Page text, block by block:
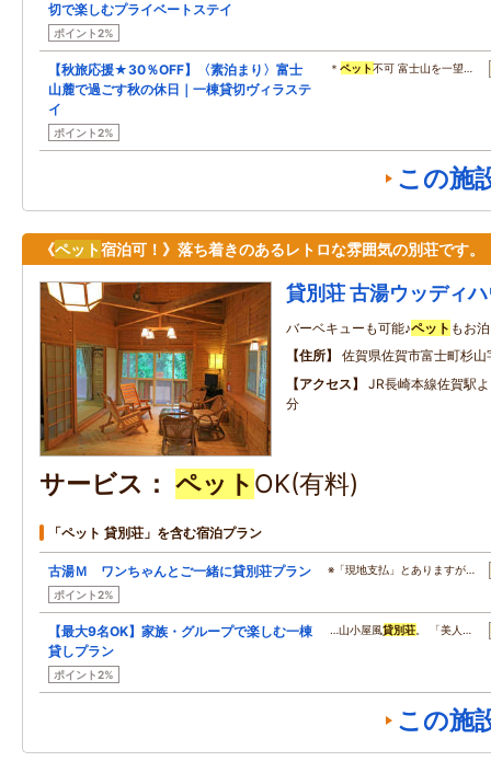
切で楽しむプライベートステイ
ポイント2%
【秋旅応援★30％OFF】〈素泊まり〉富士
山麓で過ごす秋の休日｜一棟貸切ヴィラステ
イ
ポイント2%
＊ペット不可 富士山を一望…
この施
《ペット宿泊可！》落ち着きのあるレトロな雰囲気の別荘です。
貸別荘 古湯ウッディ
バーベキューも可能♪ペット もお
住所
佐賀県佐賀市富士町杉山
アクセス
JR長崎本線佐賀駅
分
サービス ペット OK(有料)
「ペット 貸別荘」を含む宿泊プラン
古湯Ｍ ワンちゃんとご一緒に貸別荘プラン
ポイント2%
※「現地支払」とありますが…
【最大9名OK】家族・グループで楽しむ一棟
貸しプラン
ポイント2%
…山小屋風貸別荘 。 「美人…
この施